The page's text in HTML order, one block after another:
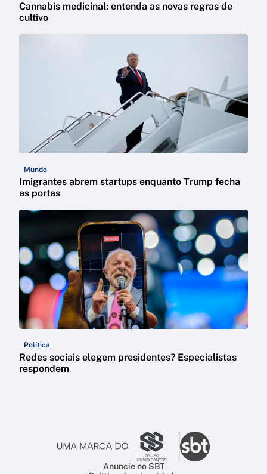
Cannabis medicinal: entenda as novas regras de
cultivo
Mundo
Imigrantes abrem startups enquanto Trump fecha
as portas
Política
Redes sociais elegem presidentes? Especialistas
respondem
Anuncie no SBT